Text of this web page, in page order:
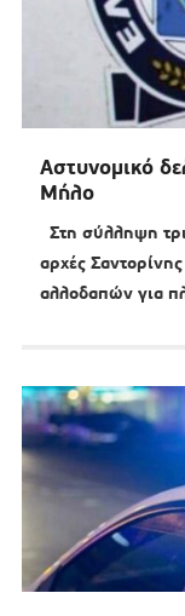
Αστυνομικό
Μήλο
Στη σύλληψη
αρχές
αλλοδαπών για